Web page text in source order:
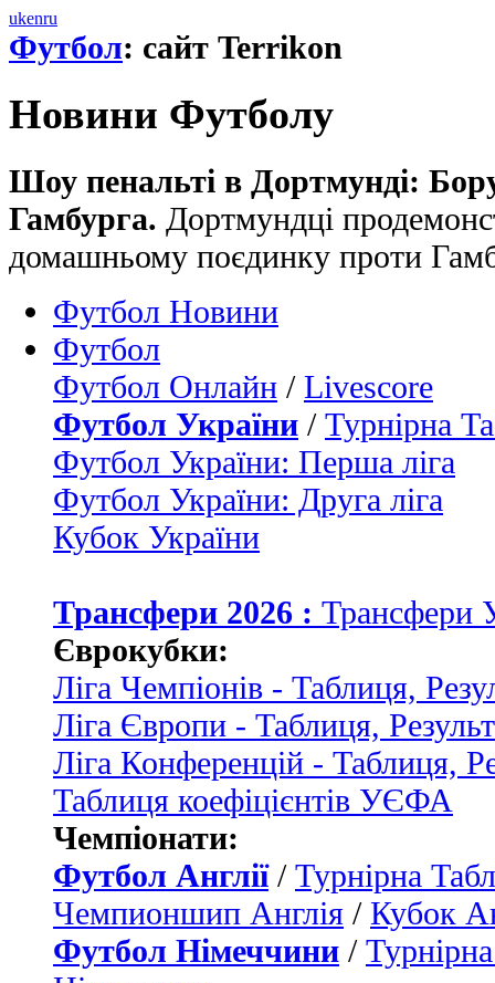
ukenru
Футбол: сайт Terrikon
Новини Футболу
Шоу пенальті в Дортмунді:
Гамбурга. Дортмундці
домашньому поєдинку проти
Футбол Новини
Футбол
Футбол Онлайн / Livescore
Футбол України / Турнірна
Футбол України: Перша ліга
Футбол України: Друга ліга
Кубок України
Трансфери 2026 : Трансфери
Єврокубки:
Ліга Чемпіонів - Таблиця,
Ліга Європи - Таблиця,
Ліга Конференцій - Таблиця,
Таблиця коефіцієнтів УЄФА
Чемпіонати:
Футбол Англії/ Турнірна
Чемпионшип Англія / Кубок
Футбол Німеччини /